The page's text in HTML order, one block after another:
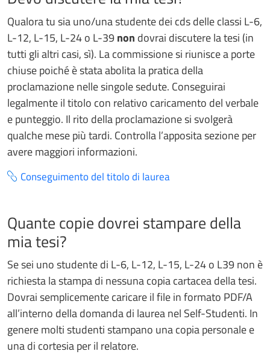
Qualora tu sia uno/una studente dei cds delle classi L-6,
L-12, L-15, L-24 o L-39non dovrai discutere la tesi (in
tutti gli altri casi, sì). La commissione si riunisce a porte
chiuse poiché è stata abolita la pratica della
proclamazione nelle singole sedute. Conseguirai
legalmente il titolo con relativo caricamento del verbale
e punteggio. Il rito della proclamazione si svolgerà
qualche mese più tardi. Controlla l’apposita sezione per
avere maggiori informazioni.
Conseguimento del titolo di laurea
Quante copie dovrei stampare della
mia tesi?
Se sei uno studente di L-6, L-12, L-15, L-24 o L39 non è
richiesta la stampa di nessuna copia cartacea della tesi.
Dovrai semplicemente caricare il file in formato PDF/A
all’interno della domanda di laurea nel Self-Studenti. In
genere molti studenti stampano una copia personale e
una di cortesia per il relatore.